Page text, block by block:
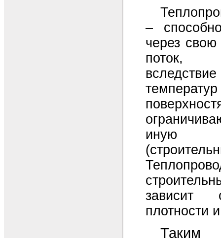
–
через
поток,
иную
зависит
плотности